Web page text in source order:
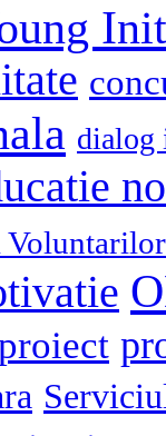
dialog
Voluntarilor